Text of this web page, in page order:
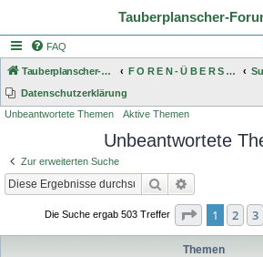
Tauberplanscher-
FAQ
Tauberplanscher-Forum.de F O R E N - Ü B E R S I C H T
Datenschutzerklärung
Unbeantwortete Themen Aktive Themen
Unbeantwortete
Zur erweiterten Suche
Suche
Die Suche ergab 503 Treffer Seite 1von
1 2 3
Themen